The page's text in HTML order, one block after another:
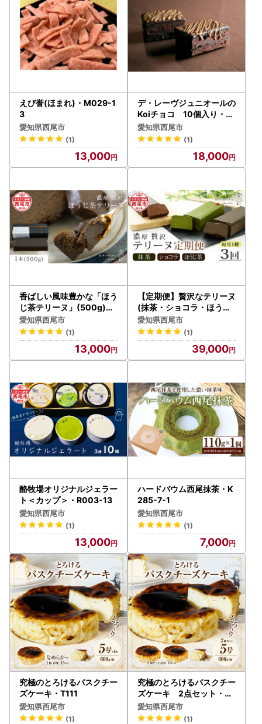
えび誉(ほまれ)・M029-1
3
愛知県西尾市
(1)
13,000
デ・レーヴジュニオールの
Koiチョコ 10個入り・D
029-18
愛知県西尾市
(1)
18,000
香ばしい風味豊かな「ほう
じ茶テリーヌ」(500g)・
A167-13-1
愛知県西尾市
(1)
13,000
【定期便】贅沢なテリーヌ
(抹茶・ショコラ・ほうじ
茶)3種 各月1本・A169-
39-1
愛知県西尾市
(1)
39,000
酪牧場オリジナルジェラー
ト＜カップ＞・R003-13
愛知県西尾市
(1)
13,000
ハードバウム西尾抹茶・K
285-7-1
愛知県西尾市
(1)
7,000
究極のとろけるバスクチー
ズケーキ・T111
愛知県西尾市
(1)
究極のとろけるバスクチー
ズケーキ 2点セット・T1
13
愛知県西尾市
(1)